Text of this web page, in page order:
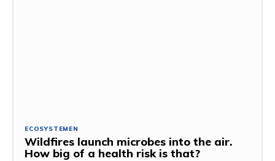
ECOSYSTEMEN
Wildfires launch microbes into the air.
How big of a health risk is that?